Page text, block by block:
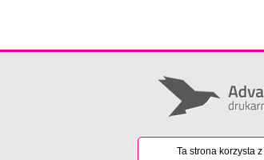
Ta strona korzysta z